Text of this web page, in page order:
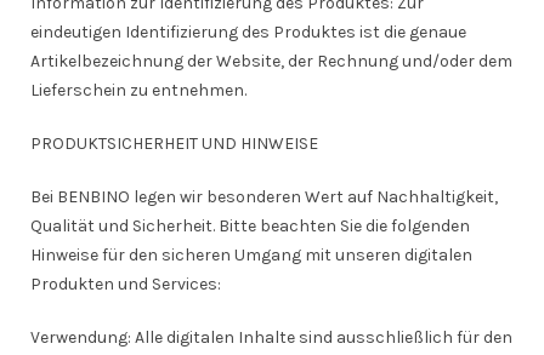
eindeutigen Identifizierung des Produktes ist die genaue
Artikelbezeichnung der Website, der Rechnung und/oder dem
Lieferschein zu entnehmen.
PRODUKTSICHERHEIT UND HINWEISE
Bei BENBINO legen wir besonderen Wert auf Nachhaltigkeit,
Qualität und Sicherheit. Bitte beachten Sie die folgenden
Hinweise für den sicheren Umgang mit unseren digitalen
Produkten und Services:
Verwendung: Alle digitalen Inhalte sind ausschließlich für den